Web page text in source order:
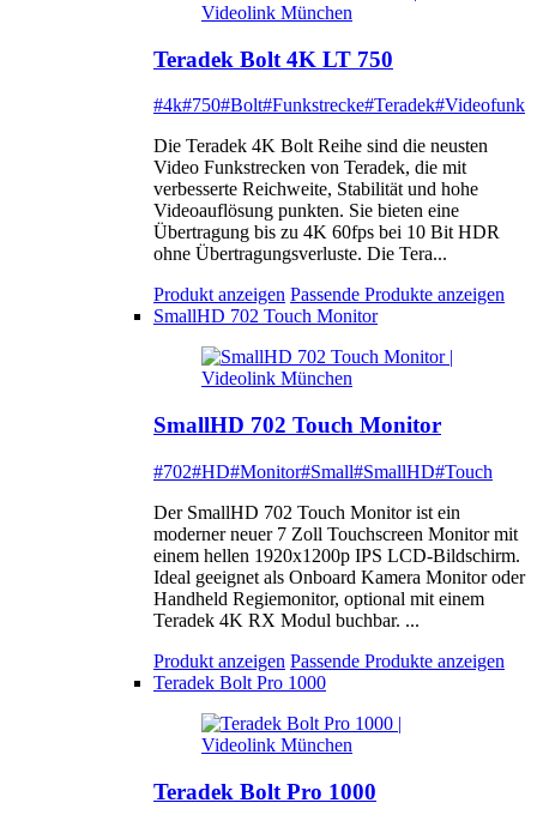
Teradek Bolt 4K LT 750
#4k#750#Bolt#Funkstrecke#Teradek#Videofunk
Die Teradek 4K Bolt Reihe sind die neusten
Video Funkstrecken von Teradek, die mit
verbesserte Reichweite, Stabilität und hohe
Videoauflösung punkten. Sie bieten eine
Übertragung bis zu 4K 60fps bei 10 Bit HDR
ohne Übertragungsverluste. Die Tera...
Produkt anzeigen Passende Produkte anzeigen
SmallHD 702 Touch Monitor
SmallHD 702 Touch Monitor
#702#HD#Monitor#Small#SmallHD#Touch
Der SmallHD 702 Touch Monitor ist ein
moderner neuer 7 Zoll Touchscreen Monitor mit
einem hellen 1920x1200p IPS LCD-Bildschirm.
Ideal geeignet als Onboard Kamera Monitor oder
Handheld Regiemonitor, optional mit einem
Teradek 4K RX Modul buchbar. ...
Produkt anzeigen Passende Produkte anzeigen
Teradek Bolt Pro 1000
Teradek Bolt Pro 1000